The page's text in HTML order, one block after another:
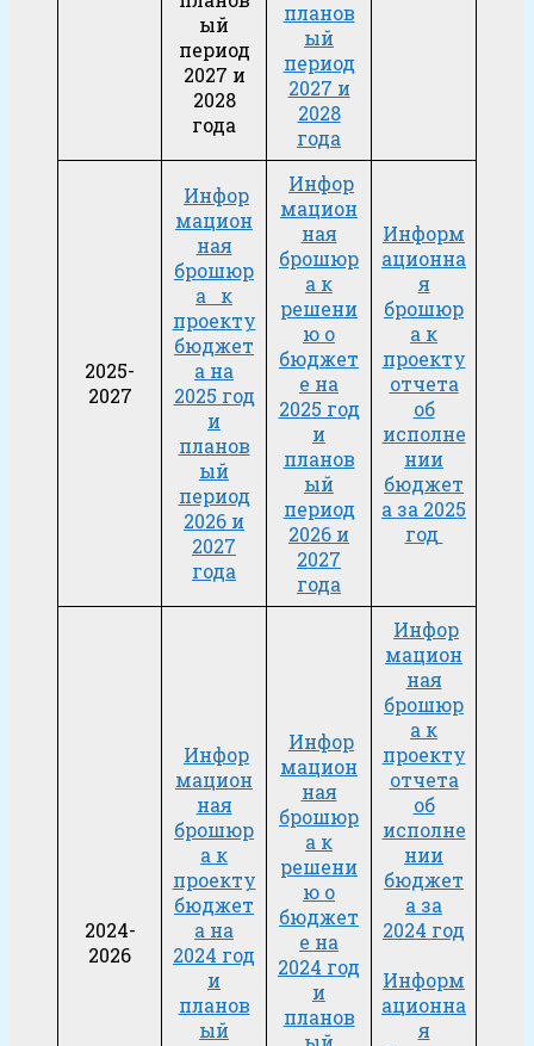
ый
период
2027 и
2028
года
планов
ый
период
2027 и
2028
года
2025-
2027
Инфор
мацион
ная
брошюр
а к
проекту
бюджет
а на
2025 год
и
планов
ый
период
2026 и
2027
года
Инфор
мацион
ная
брошюр
а к
решени
ю о
бюджет
е на
2025 год
и
планов
ый
период
2026 и
2027
года
Информ
ационна
я
брошюр
а к
проекту
отчета
об
исполне
нии
бюджет
а за 2025
год
2024-
2026
Инфор
мацион
ная
брошюр
а к
проекту
бюджет
а на
2024 год
и
планов
ый
Инфор
мацион
ная
брошюр
а к
решени
ю о
бюджет
е на
2024 год
и
планов
Инфор
мацион
ная
брошюр
а к
проекту
отчета
об
исполне
нии
бюджет
а за
2024 год
Информ
ационна
я